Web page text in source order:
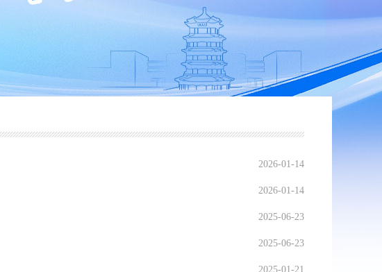
2026-01-14
2026-01-14
2025-06-23
2025-06-23
2025-01-21